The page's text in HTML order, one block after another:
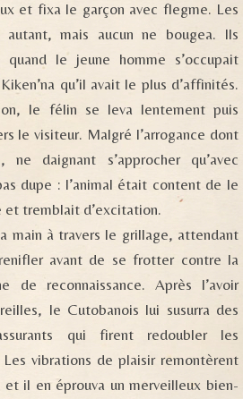
et fixa le garçon avec flegme. Les
mais aucun ne bougea. Ils
quand le jeune homme s’occupait
qu’il avait le plus d’affinités.
le félin se leva lentement puis
le visiteur. Malgré l’arrogance dont
daignant s’approcher qu’avec
dupe : l’animal était content de le
et tremblait d’excitation.
main à travers le grillage, attendant
avant de se frotter contre la
de reconnaissance. Après l’avoir
le Cutobanois lui susurra des
qui firent redoubler les
vibrations de plaisir remontèrent
il en éprouva un merveilleux bien-